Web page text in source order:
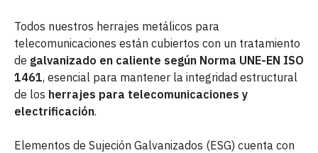
Todos nuestros herrajes metálicos para
telecomunicaciones están cubiertos con un tratamiento
de galvanizado en caliente según Norma UNE-EN ISO
1461, esencial para mantener la integridad estructural
de los herrajes para telecomunicaciones y
electrificación.
Elementos de Sujeción Galvanizados (ESG) cuenta con